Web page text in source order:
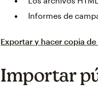
Informes de
Exportar y hacer copia
Importar